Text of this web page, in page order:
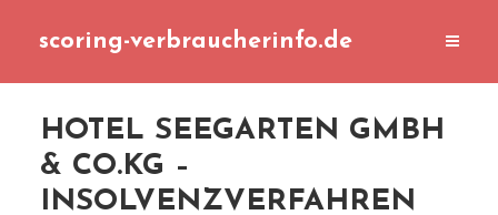
scoring-verbraucherinfo.de
HOTEL SEEGARTEN GMBH
& CO.KG –
INSOLVENZVERFAHREN